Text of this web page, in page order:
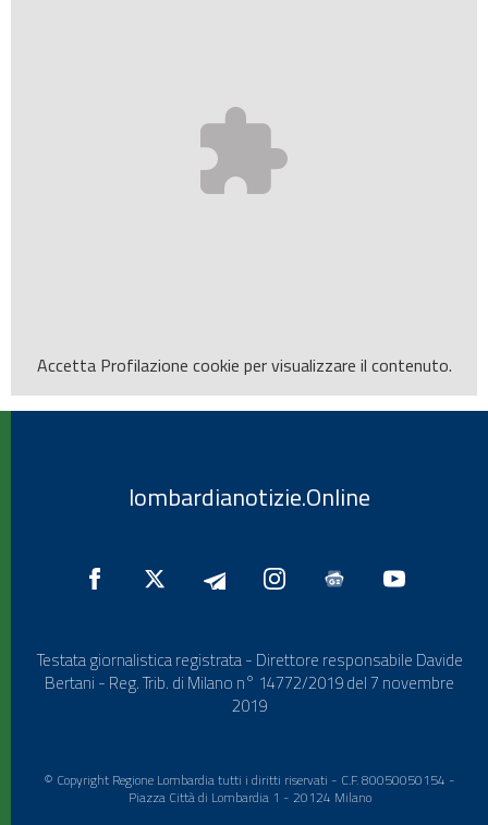
Accetta Profilazione cookie per visualizzare il contenuto.
lombardianotizie.Online
Testata giornalistica registrata - Direttore responsabile Davide
Bertani - Reg. Trib. di Milano n° 14772/2019 del 7 novembre
2019
© Copyright Regione Lombardia tutti i diritti riservati - C.F. 80050050154 -
Piazza Città di Lombardia 1 - 20124 Milano